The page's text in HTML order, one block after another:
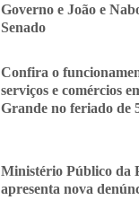
Governo e João e
Senado
Confira o
serviços e comércios
Grande no feriado de
Ministério Público da
apresenta nova